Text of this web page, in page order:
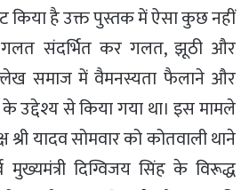
किया है उक्त पुस्तक में ऐसा कुछ नहीं
संदर्भित कर गलत, झूठी और
समाज में वैमनस्यता फैलाने और
उद्देश्य से किया गया था। इस मामले
श्री यादव सोमवार को कोतवाली थाने
मुख्यमंत्री दिग्विजय सिंह के विरूद्ध